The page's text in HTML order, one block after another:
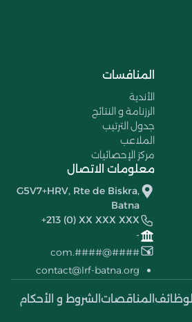
المنافسات
الأندية
الرزنامة و النتائج
جدول الترتيب
الملاعب
مركز الإحصائيات
معلومات الاتصال
G5V7+HRV, Rte de Biskra,
Batna
+213 (0) XX XXX XXX
-
####@####.com
contact@lrf-batna.org
الوظائف المناقصات الشروط و الأحكام